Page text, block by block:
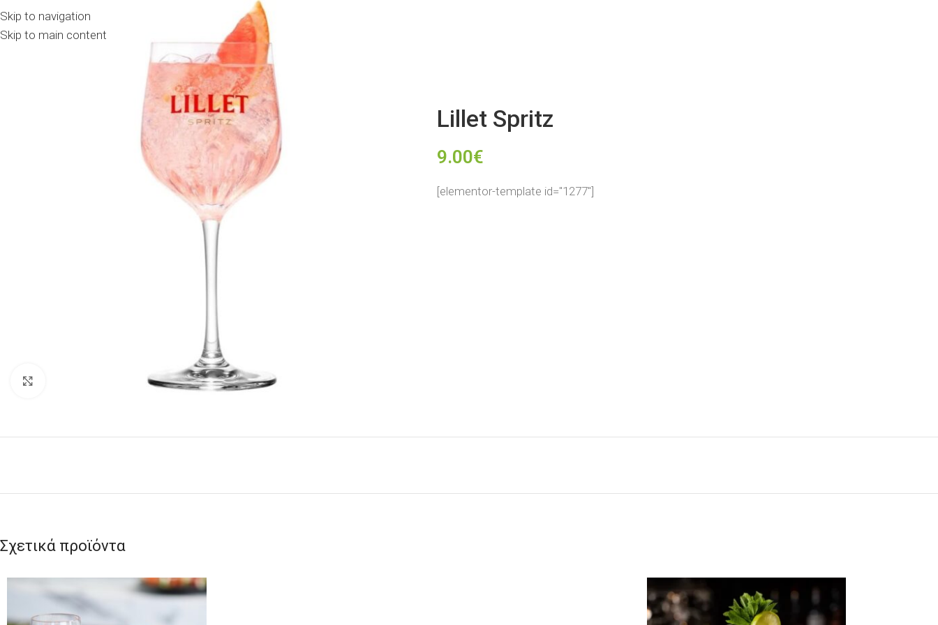
Skip to navigation
Skip to main content
Lillet Spritz
9.00€
[elementor-template id="1277"]
Σχετικά προϊόντα